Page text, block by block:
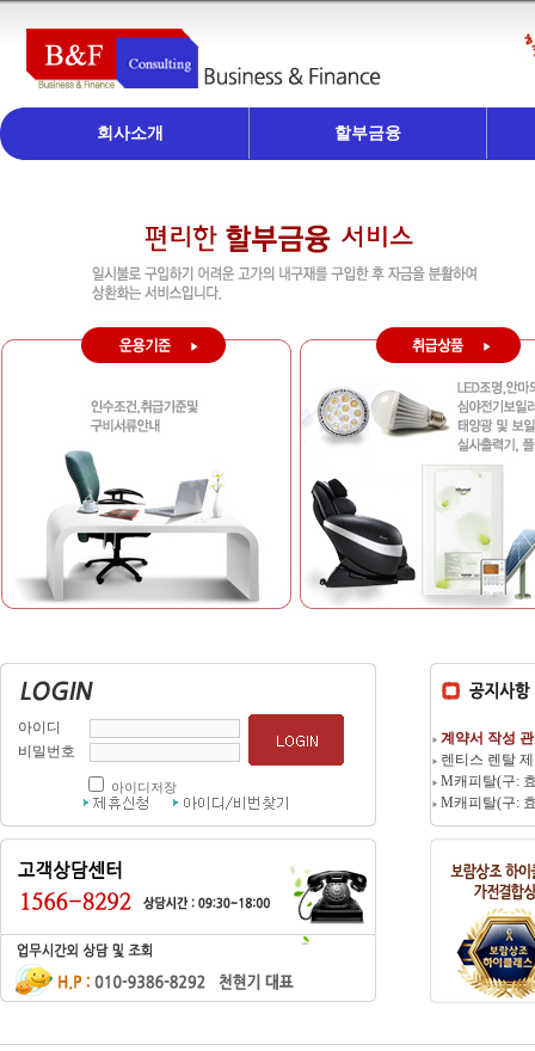
회사소개 할부금융
아이디
비밀번호
아이디저장
계약서 작성
렌티스 렌탈
M캐피탈(구:
M캐피탈(구: